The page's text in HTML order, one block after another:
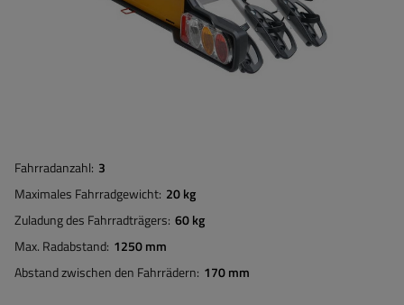
Fahrradanzahl 3
Maximales Fahrradgewicht 20 kg
Zuladung des Fahrradträgers 60 kg
Max. Radabstand 1250 mm
Abstand zwischen den Fahrrädern 170 mm